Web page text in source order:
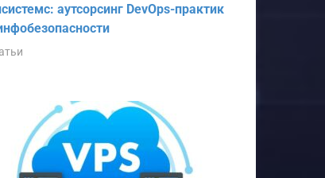
аутсорсинг DevOps-практик